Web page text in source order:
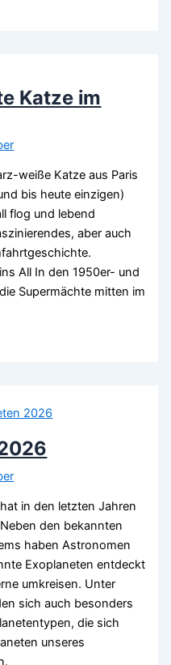
Katze im
weiße Katze aus Paris
bis heute einzigen)
flog und lebend
aber auch
All In den 1950er- und
Supermächte mitten im
in den letzten Jahren
den bekannten
haben Astronomen
Exoplaneten entdeckt
umkreisen. Unter
sich auch besonders
die sich
unseres